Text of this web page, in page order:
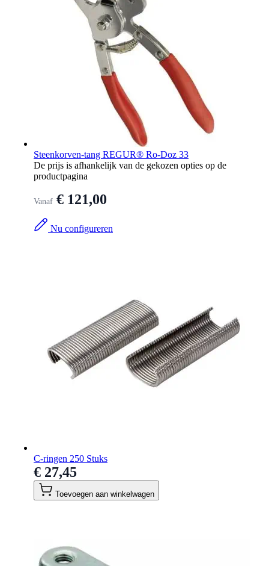
Steenkorven-tang REGUR® Ro-Doz 33
De prijs is afhankelijk van de gekozen opties op de
productpagina
Vanaf € 121,00
Nu configureren
C-ringen 250 Stuks
€ 27,45
Toevoegen aan winkelwagen